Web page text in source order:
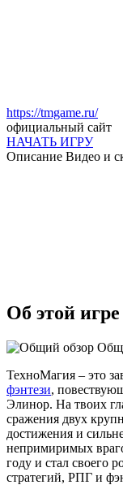
https://tmgame.ru/
официальный сайт
НАЧАТЬ ИГРУ
Описание Видео и
Об этой игре
ТехноМагия – это
фэнтези,
Элинор. На твоих
сражения двух
достижения и
непримиримых
году и стал своего
стратегий, РПГ и